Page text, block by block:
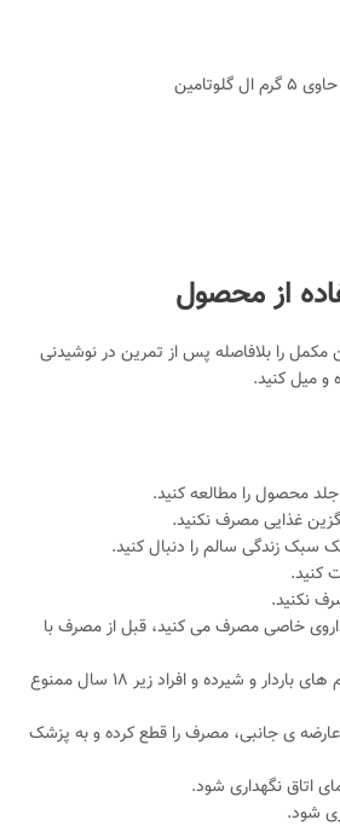
از محصول
( 5 گرم ) از این مکمل را بلافاصله پس از تمرین در نوشیدنی
و میل کنید.
محصول را مطالعه کنید.
غذایی مصرف نکنید.
سبک زندگی سالم را دنبال کنید.
کنید.
نکنید.
خاصی مصرف می کنید، قبل از مصرف با
مصرف این محصول برای خانم های باردار و شیرده و افراد زیر 18 سال ممنوع
ی جانبی، مصرف را قطع کرده و به پزشک
اتاق نگهداری شود.
شود.